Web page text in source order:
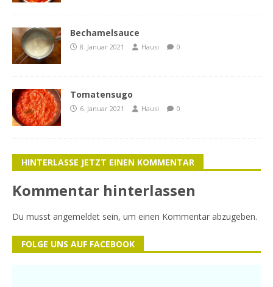
Bechamelsauce
8. Januar 2021 Hausi 0
Tomatensugo
6. Januar 2021 Hausi 0
HINTERLASSE JETZT EINEN KOMMENTAR
Kommentar hinterlassen
Du musst angemeldet sein, um einen Kommentar abzugeben.
FOLGE UNS AUF FACEBOOK